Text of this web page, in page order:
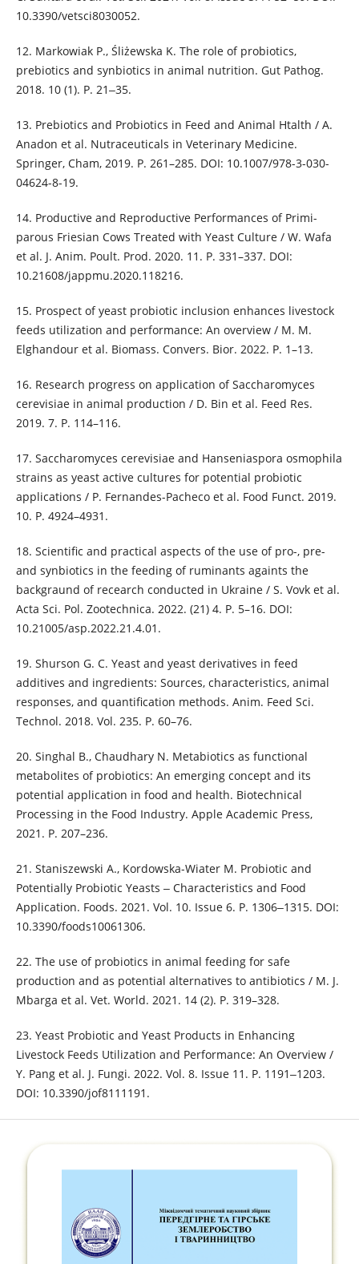
10.3390/vetsci8030052.
12. Markowiak P., Śliżewska K. The role of probiotics,
prebiotics and synbiotics in animal nutrition. Gut Pathog.
2018. 10 (1). P. 21‒35.
13. Prebiotics and Probiotics in Feed and Animal Htalth / A.
Anadon et al. Nutraceuticals in Veterinary Medicine.
Springer, Cham, 2019. P. 261–285. DOI: 10.1007/978-3-030-
04624-8-19.
14. Productive and Reproductive Performances of Primi-
parous Friesian Cows Treated with Yeast Culture / W. Wafa
et al. J. Anim. Poult. Prod. 2020. 11. P. 331–337. DOI:
10.21608/jappmu.2020.118216.
15. Prospect of yeast probiotic inclusion enhances livestock
feeds utilization and performance: An overview / M. M.
Elghandour et al. Biomass. Convers. Bior. 2022. P. 1–13.
16. Research progress on application of Saccharomyces
cerevisiae in animal production / D. Bin et al. Feed Res.
2019. 7. P. 114–116.
17. Saccharomyces cerevisiae and Hanseniaspora osmophila
strains as yeast active cultures for potential probiotic
applications / P. Fernandes-Pacheco et al. Food Funct. 2019.
10. P. 4924–4931.
18. Scientific and practical aspects of the use of pro-, pre-
and synbiotics in the feeding of ruminants againts the
backgraund of recearch conducted in Ukraine / S. Vovk et al.
Acta Sci. Pol. Zootechnica. 2022. (21) 4. P. 5–16. DOI:
10.21005/asp.2022.21.4.01.
19. Shurson G. C. Yeast and yeast derivatives in feed
additives and ingredients: Sources, characteristics, animal
responses, and quantification methods. Anim. Feed Sci.
Technol. 2018. Vol. 235. P. 60–76.
20. Singhal B., Chaudhary N. Metabiotics as functional
metabolites of probiotics: An emerging concept and its
potential application in food and health. Biotechnical
Processing in the Food Industry. Apple Academic Press,
2021. P. 207–236.
21. Staniszewski A., Kordowska-Wiater M. Probiotic and
Potentially Probiotic Yeasts ‒ Characteristics and Food
Application. Foods. 2021. Vol. 10. Issue 6. P. 1306‒1315. DOI:
10.3390/foods10061306.
22. The use of probiotics in animal feeding for safe
production and as potential alternatives to antibiotics / M. J.
Mbarga et al. Vet. World. 2021. 14 (2). P. 319–328.
23. Yeast Probiotic and Yeast Products in Enhancing
Livestock Feeds Utilization and Performance: An Overview /
Y. Pang et al. J. Fungi. 2022. Vol. 8. Issue 11. P. 1191‒1203.
DOI: 10.3390/jof8111191.